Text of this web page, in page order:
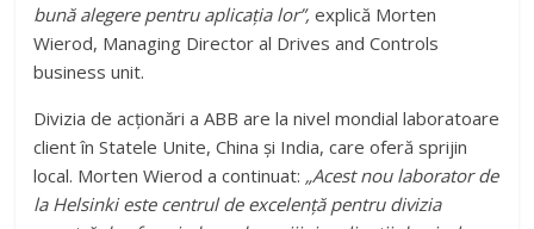
bună alegere pentru aplicația lor”,explică Morten
Wierod, Managing Director al Drives and Controls
business unit.
Divizia de acționări a ABB are la nivel mondial laboratoare
client în Statele Unite, China și India, care oferă sprijin
local. Morten Wierod a continuat: „Acest nou laborator de
la Helsinki este centrul de excelență pentru divizia